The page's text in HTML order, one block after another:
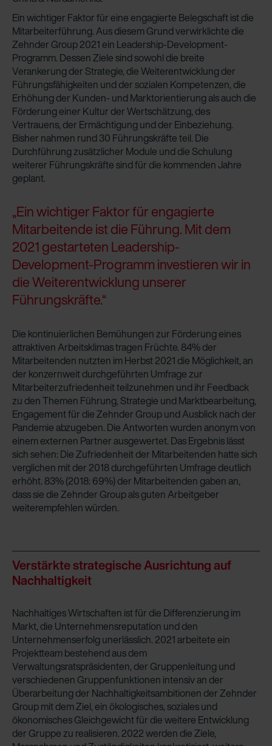
Ein wichtiger Faktor für eine engagierte Belegschaft ist die
Mitarbeiterführung. Aus diesem Grund verwirklichte die
Zehnder Group 2021 ein Leadership-Development-
Programm. Dessen Ziele sind sowohl die breite
Verankerung der Strategie, die Weiterentwicklung der
Führungsfähigkeiten und der sozialen Kompetenzen, die
Erhöhung der Kunden- und Marktorientierung als auch die
Förderung einer Kultur der Wertschätzung, des
Vertrauens, der Ermächtigung und der Einbeziehung.
Bisher nahmen rund 30 Führungskräfte teil. Die
Durchführung zusätzlicher Module und die Schulung
weiterer Führungskräfte sind für die kommenden Jahre
geplant.
„Ein wichtiger Faktor für engagierte
Mitarbeitende ist die Führung. Mit dem
2021 gestarteten Leadership-
Development-Programm investieren wir in
die Weiterentwicklung unserer
Führungskräfte.“
Die kontinuierlichen Bemühungen zur Förderung eines
attraktiven Arbeitsklimas tragen Früchte. 84% der
Mitarbeitenden nutzten im Herbst 2021 die Möglichkeit, an
der konzernweit durchgeführten Umfrage zur
Mitarbeiterzufriedenheit teilzunehmen und ihr Feedback
zu den Themen Führung, Strategie und Marktbearbeitung,
Engagement für die Zehnder Group und Ausblick nach der
Pandemie abzugeben. Die Antworten wurden anonym von
einem externen Partner ausgewertet. Das Ergebnis lässt
sich sehen: Die Zufriedenheit der Mitarbeitenden hatte sich
verglichen mit der 2018 durchgeführten Umfrage deutlich
erhöht. 83% (2018: 69%) der Mitarbeitenden gaben an,
dass sie die Zehnder Group als guten Arbeitgeber
weiterempfehlen würden.
Verstärkte strategische Ausrichtung auf
Nachhaltigkeit
Nachhaltiges Wirtschaften ist für die Differenzierung im
Markt, die Unternehmensreputation und den
Unternehmenserfolg unerlässlich. 2021 arbeitete ein
Projektteam bestehend aus dem
Verwaltungsratspräsidenten, der Gruppenleitung und
verschiedenen Gruppenfunktionen intensiv an der
Überarbeitung der Nachhaltigkeitsambitionen der Zehnder
Group mit dem Ziel, ein ökologisches, soziales und
ökonomisches Gleichgewicht für die weitere Entwicklung
der Gruppe zu realisieren. 2022 werden die Ziele,